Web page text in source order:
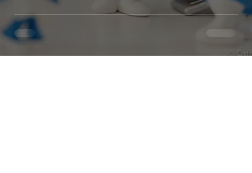
Play® : Décryptage
d'une méthode